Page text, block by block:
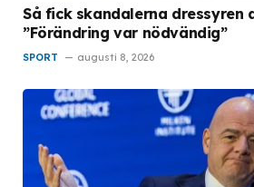
Så fick skandalerna dressyren
”Förändring var nödvändig”
SPORT augusti 8, 2026